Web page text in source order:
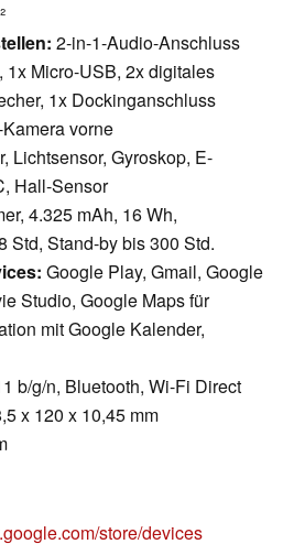
2-in-1-Audio-Anschluss
1x Micro-USB, 2x digitales
1x Dockinganschluss
vorne
Lichtsensor, Gyroskop, E-
Hall-Sensor
4.325 mAh, 16 Wh,
Std, Stand-by bis 300 Std.
Google Play, Gmail, Google
Studio, Google Maps für
mit Google Kalender,
b/g/n, Bluetooth, Wi-Fi Direct
x 120 x 10,45 mm
store/devices